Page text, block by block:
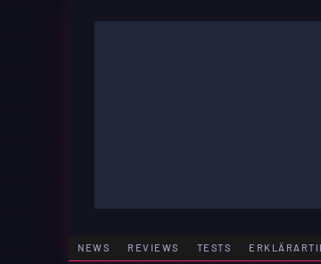
NEWS REVIEWS TESTS